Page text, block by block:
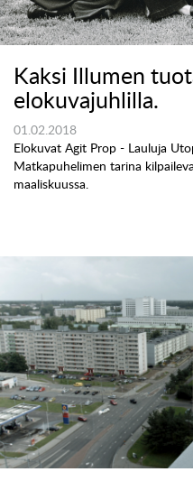
Kaksi Illumen
elokuvajuhlilla.
01.02.2018
Elokuvat Agit Prop - Lauluja
Matkapuhelimen tarina
maaliskuussa.